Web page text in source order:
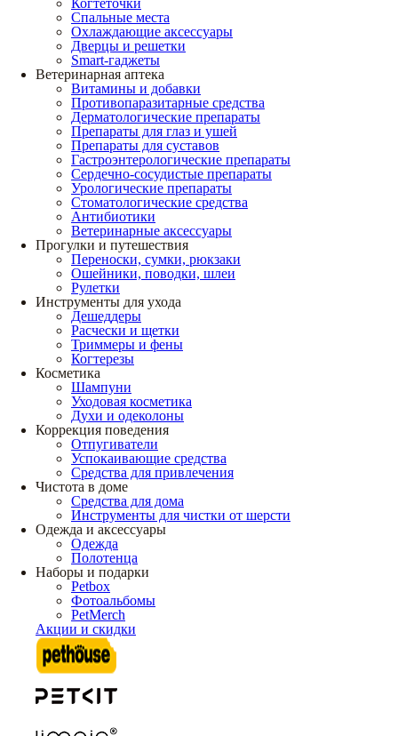
Когтеточки
Спальные места
Охлаждающие аксессуары
Дверцы и решетки
Smart-гаджеты
Ветеринарная аптека
Витамины и добавки
Противопаразитарные средства
Дерматологические препараты
Препараты для глаз и ушей
Препараты для суставов
Гастроэнтерологические препараты
Сердечно-сосудистые препараты
Урологические препараты
Стоматологические средства
Антибиотики
Ветеринарные аксессуары
Прогулки и путешествия
Переноски, сумки, рюкзаки
Ошейники, поводки, шлеи
Рулетки
Инструменты для ухода
Дешеддеры
Расчески и щетки
Триммеры и фены
Когтерезы
Косметика
Шампуни
Уходовая косметика
Духи и одеколоны
Коррекция поведения
Отпугиватели
Успокаивающие средства
Средства для привлечения
Чистота в доме
Средства для дома
Инструменты для чистки от шерсти
Одежда и аксессуары
Одежда
Полотенца
Наборы и подарки
Petbox
Фотоальбомы
PetMerch
Акции и скидки